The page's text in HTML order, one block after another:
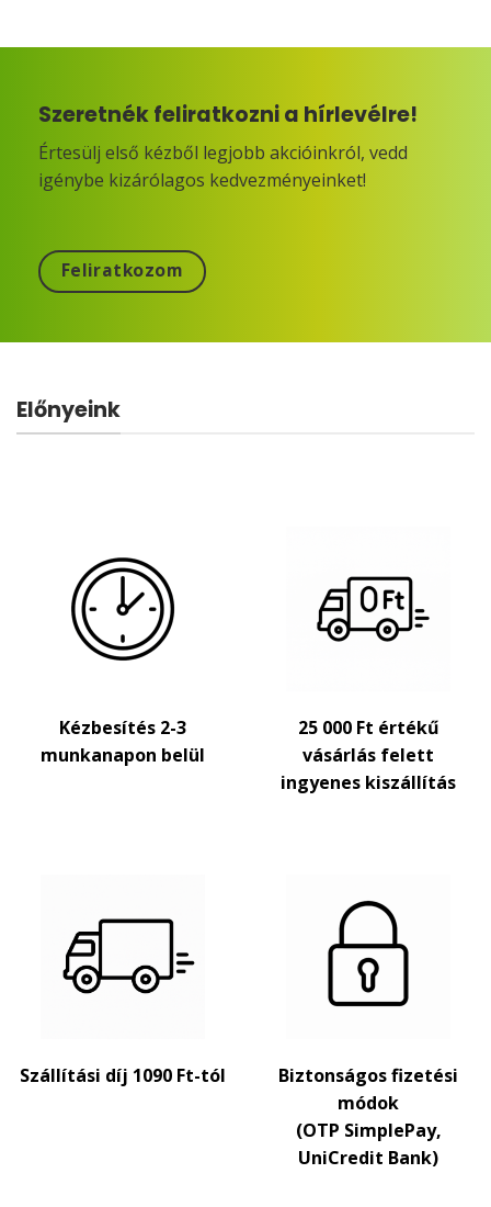
Szeretnék feliratkozni a hírlevélre!
Értesülj első kézből legjobb akcióinkról, vedd
igénybe kizárólagos kedvezményeinket!
Feliratkozom
Előnyeink
Kézbesítés 2-3
munkanapon belül
25 000 Ft értékű
vásárlás felett
ingyenes kiszállítás
Szállítási díj 1090 Ft-tól
Biztonságos fizetési
módok
(OTP SimplePay,
UniCredit Bank)